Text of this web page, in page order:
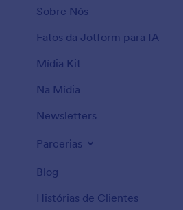
Sobre Nós
Fatos da Jotform para IA
Mídia Kit
Na Mídia
Newsletters
Parcerias
Blog
Histórias de Clientes